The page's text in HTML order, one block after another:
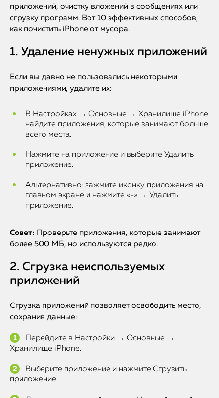
приложений, очистку вложений в сообщениях или
сгрузку программ. Вот 10 эффективных способов,
как почистить iPhone от мусора.
1. Удаление ненужных приложений
Если вы давно не пользовались некоторыми
приложениями, удалите их:
В Настройках → Основные → Хранилище iPhone
найдите приложения, которые занимают больше
всего места.
Нажмите на приложение и выберите Удалить
приложение.
Альтернативно: зажмите иконку приложения на
главном экране и нажмите «-» → Удалить
приложение.
Совет: Проверьте приложения, которые занимают
более 500 МБ, но используются редко.
2. Сгрузка неиспользуемых
приложений
Сгрузка приложений позволяет освободить место,
сохранив данные:
Перейдите в Настройки → Основные →
Хранилище iPhone.
Выберите приложение и нажмите Сгрузить
приложение.